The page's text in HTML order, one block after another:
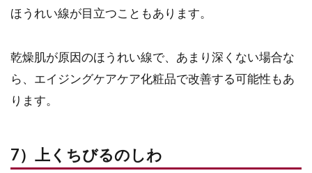
ほうれい線が目立つこともあります。
乾燥肌が原因のほうれい線で、あまり深くない場合な
ら、エイジングケアケア化粧品で改善する可能性もあ
ります。
7）上くちびるのしわ